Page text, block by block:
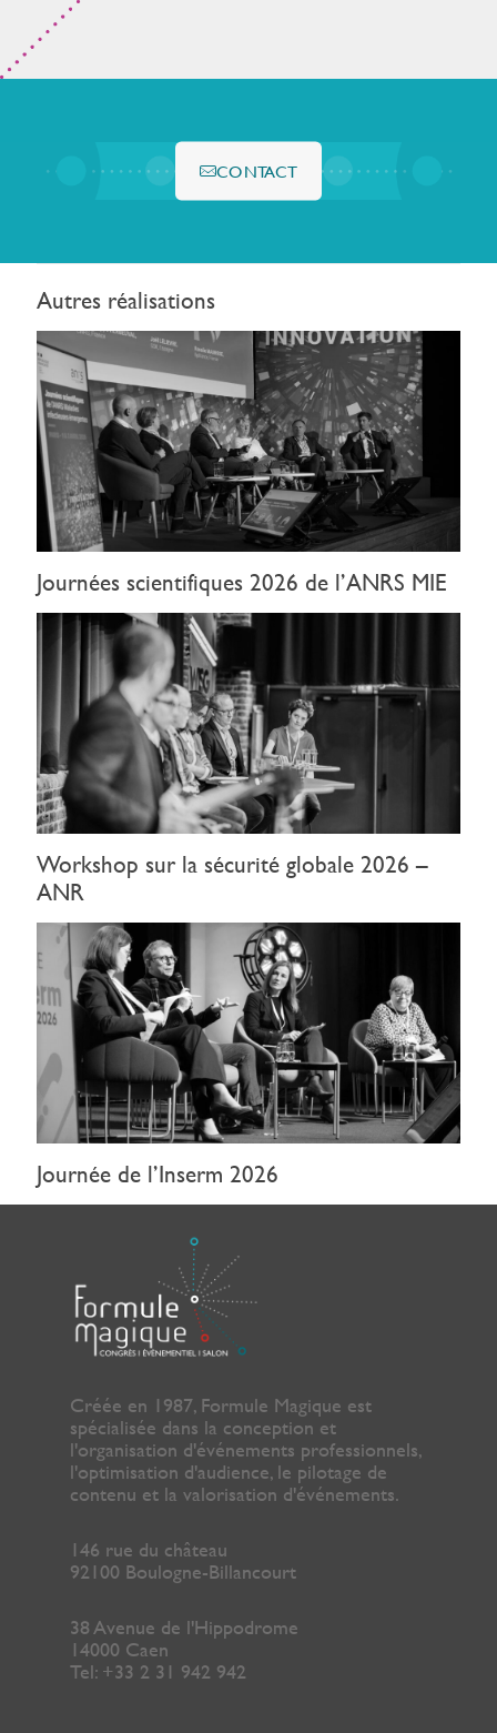
CONTACT
Autres réalisations
Journées scientifiques 2026 de l’ANRS MIE
Workshop sur la sécurité globale 2026 –
ANR
Journée de l’Inserm 2026
Créée en 1987, Formule Magique est
spécialisée dans la conception et
l'organisation d'événements professionnels,
l'optimisation d'audience, le pilotage de
contenu et la valorisation d'événements.
146 rue du château
92100 Boulogne-Billancourt
38 Avenue de l'Hippodrome
14000 Caen
Tel: +33 2 31 942 942